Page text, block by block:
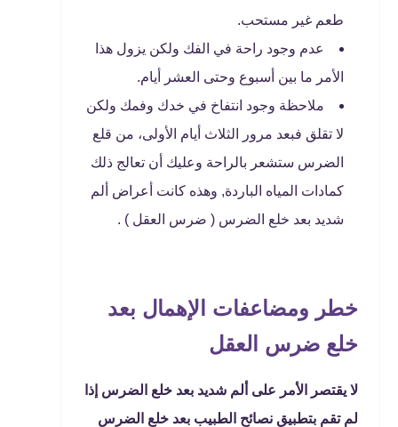
طعم غير مستحب.
عدم وجود راحة في الفك ولكن يزول هذا
الأمر ما بين أسبوع وحتى العشر أيام.
ملاحظة وجود انتفاخ في خدك وفمك ولكن
لا تقلق فبعد مرور الثلاث أيام الأولى، من قلع
الضرس ستشعر بالراحة وعليك أن تعالج ذلك
كمادات المياه الباردة, وهذه كانت أعراض ألم
شديد بعد خلع الضرس ( ضرس العقل ) .
خطر ومضاعفات الإهمال بعد
خلع ضرس العقل
لا يقتصر الأمر على ألم شديد بعد خلع الضرس إذا
لم تقم بتطبيق نصائح الطبيب بعد خلع الضرس